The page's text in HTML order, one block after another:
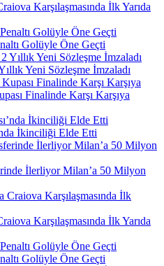
Karşılaşmasında İlk Yarıda
Golüyle Öne Geçti
Yeni Sözleşme İmzaladı
Finalinde Karşı Karşıya
İkinciliği Elde Etti
İlerliyor Milan’a 50 Milyon
Karşılaşmasında İlk Yarıda
Golüyle Öne Geçti